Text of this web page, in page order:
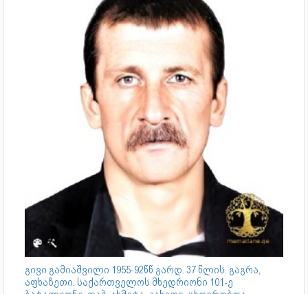
გივი გამიაშვილი 1955-92წწ გარდ. 37 წლის. გაგრა,
აფხაზეთი. საქართველოს მხედრიონი 101-ე